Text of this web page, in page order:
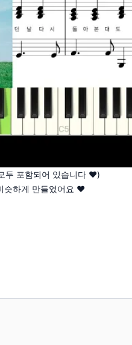
두 포함되어 있습니다 ♥)
슷하게 만들었어요 ♥